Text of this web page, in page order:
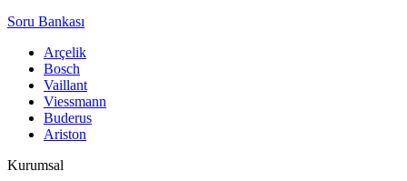
Soru Bankası
Arçelik
Bosch
Vaillant
Viessmann
Buderus
Ariston
Kurumsal